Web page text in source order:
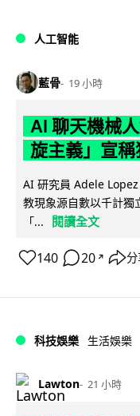
人工智能
藍骨 19 小時
AI 聊天機械
旋主義」宣
AI 研究員 Adele
教現象源自數以千計獨
「...
閱讀全文
140 20 ↗
科技娛樂 生活娛樂
Lawton 21 小時